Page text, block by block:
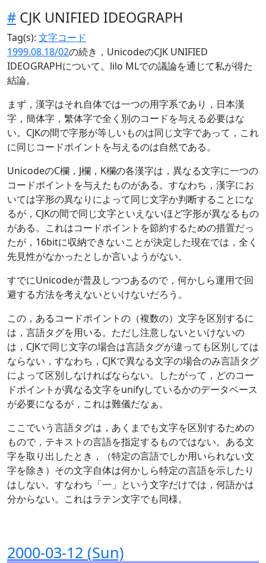
# CJK UNIFIED IDEOGRAPH
Tag(s): 文字コード
1999.08.18/02の続き，UnicodeのCJK UNIFIED
IDEOGRAPHについて。lilo MLでの議論を通じて私が得た
結論。
まず，漢字はそれ自体では一つの用字系であり，日本漢
字，簡体字，繁体字で全く別のコードを与える必要はな
い。CJKの間で字形が等しいものは同じ文字であって，これ
に同じコードポイントを与えるのは自然である。
UnicodeのC欄，J欄，K欄の各漢字は，異なる文字に一つの
コードポイントを与えたものがある。すなわち，漢字にお
いては字形の異なりによって同じ文字か判断することにな
るが，CJKの間で同じ文字といえないほど字形が異なるもの
がある。これはコードポイントを節約するための措置だっ
たが，16bitに収納できないことが決定した現在では，全く
先見性がなかったとしか言いようがない。
すでにUnicodeが普及しつつあるので，何かしら運用で回
避する方法を考えないといけないだろう。
この，あるコードポイントの（複数の）文字を区別するに
は，言語タグを用いる。ただし注意しないといけないの
は，CJKで同じ文字の場合は言語タグが違っても区別しては
ならない，すなわち，CJKで異なる文字の場合のみ言語タグ
によって区別しなければならない。したがって，どのコー
ドポイントが異なる文字をunifyしているかのデータベース
が必要になるが，これは難儀だなぁ。
ここでいう言語タグは，あくまでも文字を区別するための
もので，テキストの言語を指定するものではない。ある文
字を取り出したとき，（特定の言語でしか用いられない文
字を除き）その文字自体は何かしら特定の言語を示したり
はしない。すなわち「一」という文字だけでは，何語かは
分からない。これはラテン文字でも同様。
2000-03-12 (Sun)